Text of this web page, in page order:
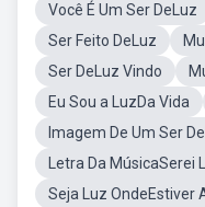
Você É Um Ser DeLuz
Ser Feito DeLuz
Ser DeLuz Vindo
Eu Sou a LuzDa Vida
Imagem De Um Ser
Letra Da MúsicaSerei
Seja Luz OndeEstiver